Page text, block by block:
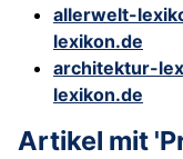
allerwelt-
lexikon.de
architektur-
lexikon.de
Artikel mit